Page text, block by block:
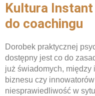
Kultura
do coachingu
Dorobek praktycznej
dostępny jest co do
już świadomych,
biznesu czy
niesprawiedliwość w